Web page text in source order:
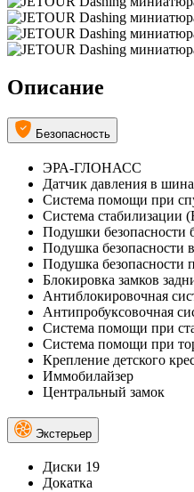
Описание
Безопасность
ЭРА-ГЛОНАСС
Датчик давления в
Система помощи при
Система стабилизации
Подушки безопасности
Подушка безопасности
Подушка безопасности
Блокировка замков
Антиблокировочная
Антипробуксовочная
Система помощи при
Система помощи при
Крепление детского
Иммобилайзер
Центральный замок
Экстерьер
Диски 19
Докатка